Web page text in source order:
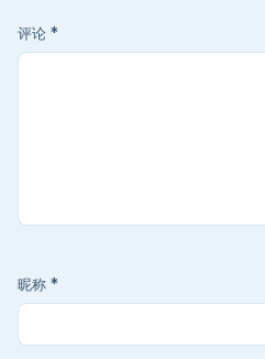
评论 *
昵称 *